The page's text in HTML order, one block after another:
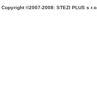
Copyright ©2007-2008: STEZI PLUS s r.o.